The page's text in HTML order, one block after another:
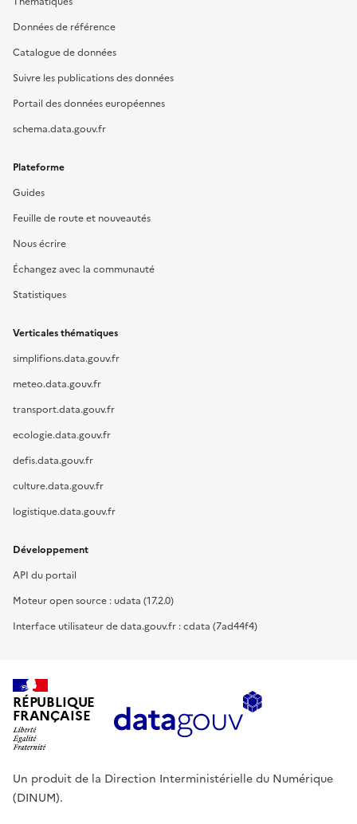
Données de référence
Catalogue de données
Suivre les publications des données
Portail des données européennes
schema.data.gouv.fr
Plateforme
Guides
Feuille de route et nouveautés
Nous écrire
Échangez avec la communauté
Statistiques
Verticales thématiques
simplifions.data.gouv.fr
meteo.data.gouv.fr
transport.data.gouv.fr
ecologie.data.gouv.fr
defis.data.gouv.fr
culture.data.gouv.fr
logistique.data.gouv.fr
Développement
API du portail
Moteur open source : udata (17.2.0)
Interface utilisateur de data.gouv.fr : cdata (7ad44f4)
RÉPUBLIQUE
FRANÇAISE
Un produit de la Direction Interministérielle du Numérique
(DINUM).